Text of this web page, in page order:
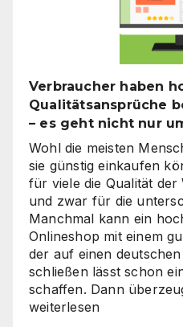
Verbraucher haben
Qualitätsansprüche
– es geht nicht nur
Wohl die meisten
sie günstig einkaufen
für viele die Qualität der
und zwar für die
Manchmal kann ein
Onlineshop mit einem
der auf einen
schließen lässt schon
schaffen. Dann
weiterlesen